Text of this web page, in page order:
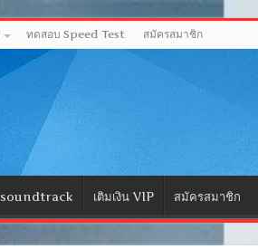
ทดสอบ Speed Test สมัครสมาชิก
soundtrack เติมเงิน VIP สมัครสมาชิก